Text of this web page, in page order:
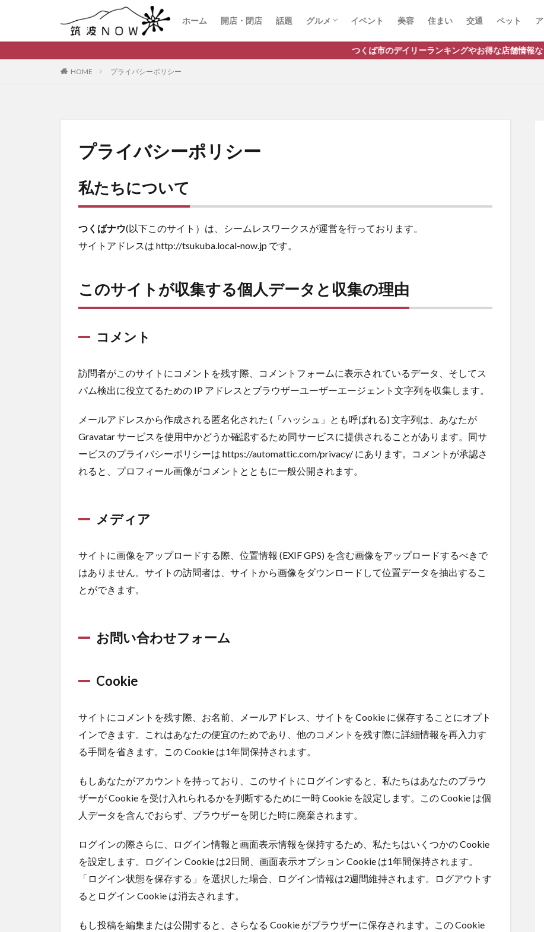
ホーム 開店・閉店 話題 グルメ イベント 美容 住まい 交通 ペット
つくば市のデイリーランキングやお得な店舗情報など、公式Lineだ
HOME プライバシーポリシー
プライバシーポリシー
私たちについて
つくばナウ(以下このサイト）は、シームレスワークスが運営を行っております。
サイトアドレスは http://tsukuba.local-now.jp です。
このサイトが収集する個人データと収集の理由
コメント
訪問者がこのサイトにコメントを残す際、コメントフォームに表示されているデータ、そしてス
パム検出に役立てるための IP アドレスとブラウザーユーザーエージェント文字列を収集します。
メールアドレスから作成される匿名化された (「ハッシュ」とも呼ばれる) 文字列は、あなたが
Gravatar サービスを使用中かどうか確認するため同サービスに提供されることがあります。同サ
ービスのプライバシーポリシーは https://automattic.com/privacy/ にあります。コメントが承認さ
れると、プロフィール画像がコメントとともに一般公開されます。
メディア
サイトに画像をアップロードする際、位置情報 (EXIF GPS) を含む画像をアップロードするべきで
はありません。サイトの訪問者は、サイトから画像をダウンロードして位置データを抽出するこ
とができます。
お問い合わせフォーム
Cookie
サイトにコメントを残す際、お名前、メールアドレス、サイトを Cookie に保存することにオプト
インできます。これはあなたの便宜のためであり、他のコメントを残す際に詳細情報を再入力す
る手間を省きます。この Cookie は1年間保持されます。
もしあなたがアカウントを持っており、このサイトにログインすると、私たちはあなたのブラウ
ザーが Cookie を受け入れられるかを判断するために一時 Cookie を設定します。この Cookie は個
人データを含んでおらず、ブラウザーを閉じた時に廃棄されます。
ログインの際さらに、ログイン情報と画面表示情報を保持するため、私たちはいくつかの Cookie
を設定します。ログイン Cookie は2日間、画面表示オプション Cookie は1年間保持されます。
「ログイン状態を保存する」を選択した場合、ログイン情報は2週間維持されます。ログアウトす
るとログイン Cookie は消去されます。
もし投稿を編集または公開すると、さらなる Cookie がブラウザーに保存されます。この Cookie